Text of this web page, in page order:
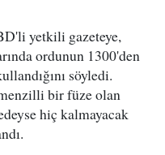
yetkili gazeteye,
ordunun 1300'den
söyledi.
bir füze olan
hiç kalmayacak